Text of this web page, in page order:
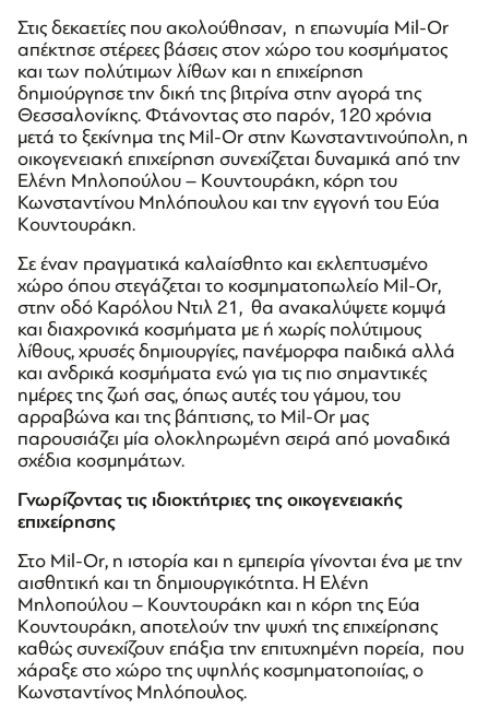
Στις δεκαετίες που ακολούθησαν, η επωνυμία Mil-Or
απέκτησε στέρεες βάσεις στον χώρο του κοσμήματος
και των πολύτιμων λίθων και η επιχείρηση
δημιούργησε την δική της βιτρίνα στην αγορά της
Θεσσαλονίκης. Φτάνοντας στο παρόν, 120 χρόνια
μετά το ξεκίνημα της Mil-Or στην Κωνσταντινούπολη, η
οικογενειακή επιχείρηση συνεχίζεται δυναμικά από την
Ελένη Μηλοπούλου – Κουντουράκη, κόρη του
Κωνσταντίνου Μηλόπουλου και την εγγονή του Εύα
Κουντουράκη.
Σε έναν πραγματικά καλαίσθητο και εκλεπτυσμένο
χώρο όπου στεγάζεται το κοσμηματοπωλείο Mil-Or,
στην οδό Καρόλου Ντιλ 21, θα ανακαλύψετε κομψά
και διαχρονικά κοσμήματα με ή χωρίς πολύτιμους
λίθους, χρυσές δημιουργίες, πανέμορφα παιδικά αλλά
και ανδρικά κοσμήματα ενώ για τις πιο σημαντικές
ημέρες της ζωή σας, όπως αυτές του γάμου, του
αρραβώνα και της βάπτισης, το Mil-Or μας
παρουσιάζει μία ολοκληρωμένη σειρά από μοναδικά
σχέδια κοσμημάτων.
Γνωρίζοντας τις ιδιοκτήτριες της οικογενειακής
επιχείρησης
Στο Mil-Or, η ιστορία και η εμπειρία γίνονται ένα με την
αισθητική και τη δημιουργικότητα. Η Ελένη
Μηλοπούλου – Κουντουράκη και η κόρη της Εύα
Κουντουράκη, αποτελούν την ψυχή της επιχείρησης
καθώς συνεχίζουν επάξια την επιτυχημένη πορεία, που
χάραξε στο χώρο της υψηλής κοσμηματοποιίας, ο
Κωνσταντίνος Μηλόπουλος.